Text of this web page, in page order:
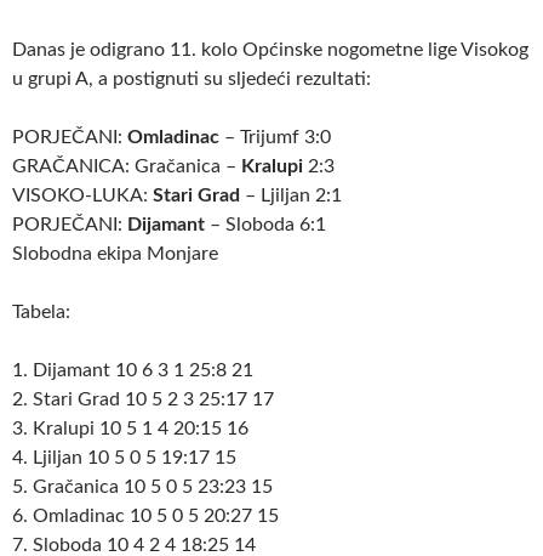
Danas je odigrano 11. kolo Općinske nogometne lige Visokog
u grupi A, a postignuti su sljedeći rezultati:
PORJEČANI: Omladinac – Trijumf 3:0
GRAČANICA: Gračanica – Kralupi 2:3
VISOKO-LUKA: Stari Grad – Ljiljan 2:1
PORJEČANI: Dijamant – Sloboda 6:1
Slobodna ekipa Monjare
Tabela:
1. Dijamant 10 6 3 1 25:8 21
2. Stari Grad 10 5 2 3 25:17 17
3. Kralupi 10 5 1 4 20:15 16
4. Ljiljan 10 5 0 5 19:17 15
5. Gračanica 10 5 0 5 23:23 15
6. Omladinac 10 5 0 5 20:27 15
7. Sloboda 10 4 2 4 18:25 14